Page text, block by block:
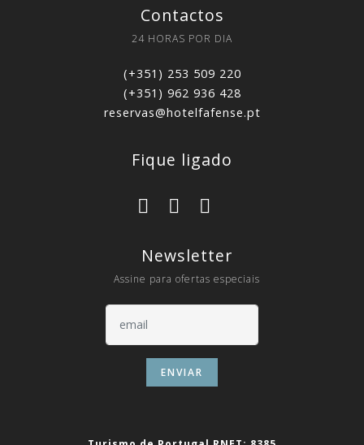
Contactos
24 HORAS POR DIA
(+351) 253 509 220
(+351) 962 936 428
reservas@hotelfafense.pt
Fique ligado
Newsletter
Assine para ofertas especiais
ENVIAR